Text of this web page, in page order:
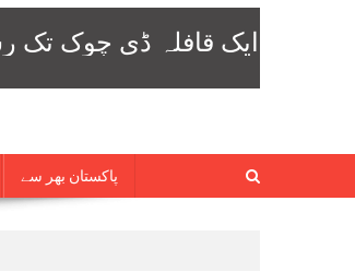
پاکستان بھر سے